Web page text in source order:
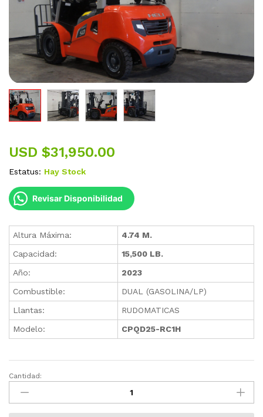
USD $31,950.00
Estatus: Hay Stock
Revisar Disponibilidad
Altura Máxima:
4.74 M.
Capacidad:
15,500 LB.
Año:
2023
Combustible:
DUAL (GASOLINA/LP)
Llantas:
RUDOMATICAS
Modelo:
CPQD25-RC1H
Montacargas
HELI
8,000
Cantidad: